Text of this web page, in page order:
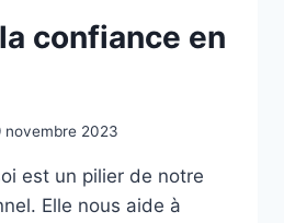
confiance en
novembre 2023
est un pilier de notre
Elle nous aide à